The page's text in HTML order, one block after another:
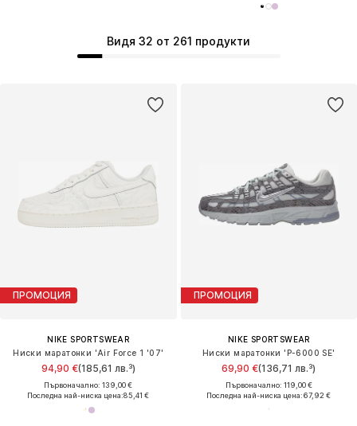
Видя 32 от 261 продукти
ПРОМОЦИЯ
NIKE SPORTSWEAR
Ниски маратонки 'Air Force 1 '07'
94,90 €(185,61 лв.³)
Първоначално: 139,00 €
Последна най-ниска цена:85,41 €
ПРОМОЦИЯ
NIKE SPORTSWEAR
Ниски маратонки 'P-6000 SE'
69,90 €(136,71 лв.³)
Първоначално: 119,00 €
Последна най-ниска цена:67,92 €